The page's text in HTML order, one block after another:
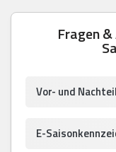
Fragen
Vor- und
E-